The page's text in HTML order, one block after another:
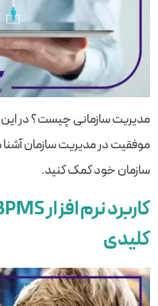
مدیریت سازمانی چیست؟ در این
موفقیت در مدیریت سازمان
سازمان خود کمک کنید.
کلیدی